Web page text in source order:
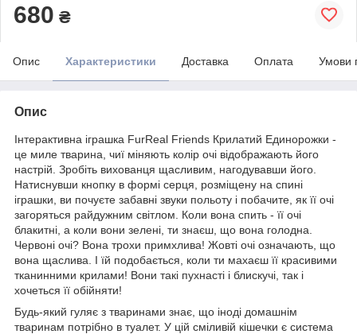
680 ₴
Опис Характеристики Доставка Оплата Умови
Опис
Інтерактивна іграшка FurReal Friends Крилатий Единорожки -
це миле тварина, чиї міняють колір очі відображають його
настрій. Зробіть вихованця щасливим, нагодувавши його.
Натиснувши кнопку в формі серця, розміщену на спині
іграшки, ви почуєте забавні звуки польоту і побачите, як її очі
загоряться райдужним світлом. Коли вона спить - її очі
блакитні, а коли вони зелені, ти знаєш, що вона голодна.
Червоні очі? Вона трохи примхлива! Жовті очі означають, що
вона щаслива. І їй подобається, коли ти махаєш її красивими
тканинними крилами! Вони такі пухнасті і блискучі, так і
хочеться її обійняти!
Будь-який гуляє з тваринами знає, що іноді домашнім
тваринам потрібно в туалет. У цій сміливій кішечки є система